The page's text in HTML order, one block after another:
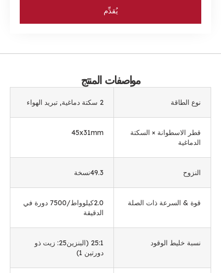
يُقدِّم
مواصفات المنتج
نوع الطاقة 2 سكتة دماغية, تبريد الهواء
قطر الاسطوانة × السكتة
الدماغية
45x31mm
النزوح 49.3نسخة
قوة & السرعة ذات الصلة
2.0كيلوواط/7500 دورة في
الدقيقة
نسبة خليط الوقود
25:1 (البنزين25: زيت ذو
دورتين 1)